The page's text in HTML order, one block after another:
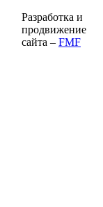
Разработка и
продвижение
сайта – FMF